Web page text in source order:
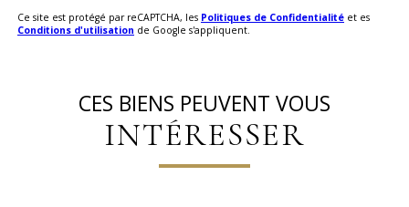
Ce site est protégé par reCAPTCHA, les Politiques de Confidentialité et es
Conditions d'utilisation de Google s'appliquent.
CES BIENS PEUVENT VOUS
INTÉRESSER